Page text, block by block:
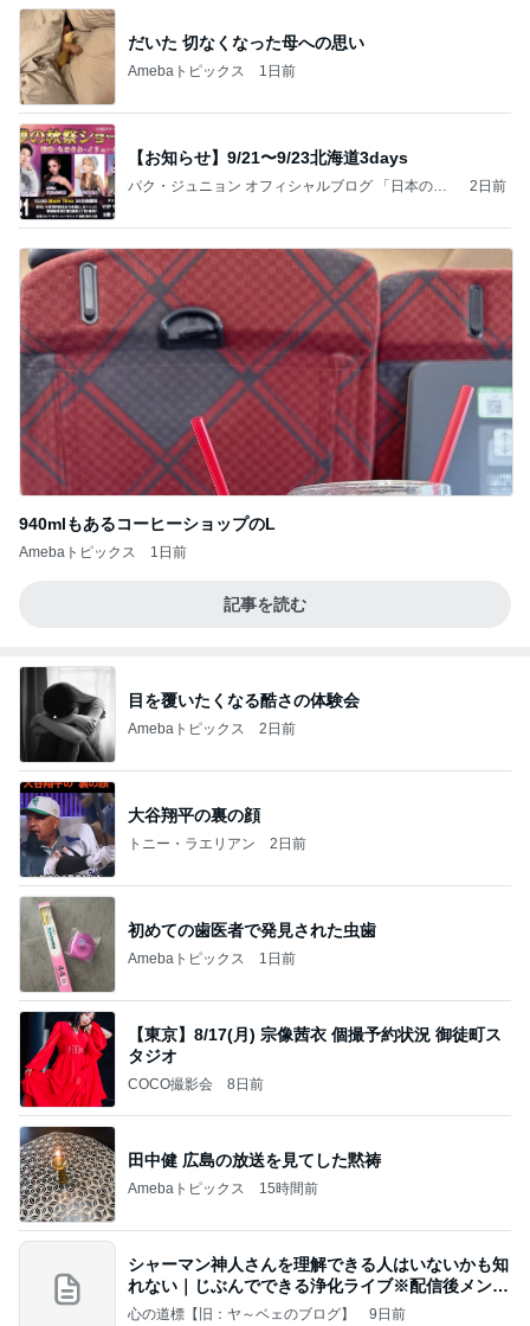
だいた 切なくなった母への思い
Amebaトピックス 1日前
【お知らせ】9/21〜9/23北海道3days
パク・ジュニョン オフィシャルブログ 「日本の
2日前
940mlもあるコーヒーショップのL
Amebaトピックス 1日前
記事を読む
目を覆いたくなる酷さの体験会
Amebaトピックス 2日前
大谷翔平の裏の顔
トニー・ラエリアン 2日前
初めての歯医者で発見された虫歯
Amebaトピックス 1日前
【東京】8/17(月) 宗像茜衣 個撮予約状況 御徒町ス
タジオ
COCO撮影会 8日前
田中健 広島の放送を見てした黙祷
Amebaトピックス 15時間前
シャーマン神人さんを理解できる人はいないかも知
れない｜じぶんでできる浄化ライブ※配信後メンバ
ー限
心の道標【旧：ヤ～ベェのブログ】 9日前